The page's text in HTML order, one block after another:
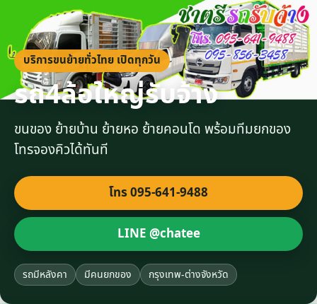
บริการขนย้ายทั่วไทย เปิดทุกวัน
รถ4ล้อใหญ่รับจ้าง
ขนของ ย้ายบ้าน ย้ายหอ ย้ายคอนโด พร้อมทีมยกของ
โทรจองคิวได้ทันที
โทร 095-641-9488
LINE @chatee
รถมีหลังคา มีคนยกของ กรุงเทพ-ต่างจังหวัด